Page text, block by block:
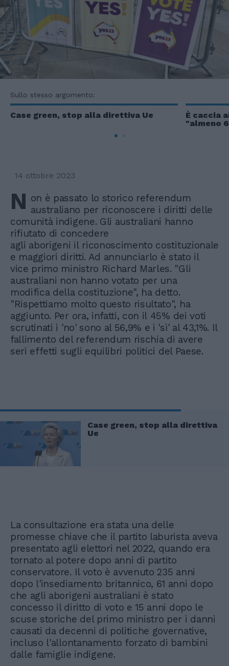
Sullo stesso argomento:
Case green, stop alla direttiva Ue
È caccia
"almeno
14 ottobre 2023
N on è passato lo storico referendum
australiano per riconoscere i diritti delle
comunità indigene. Gli australiani hanno
rifiutato di concedere
agli aborigeni il riconoscimento costituzionale
e maggiori diritti. Ad annunciarlo è stato il
vice primo ministro Richard Marles. "Gli
australiani non hanno votato per una
modifica della costituzione", ha detto.
"Rispettiamo molto questo risultato", ha
aggiunto. Per ora, infatti, con il 45% dei voti
scrutinati i 'no' sono al 56,9% e i 'sì' al 43,1%. Il
fallimento del referendum rischia di avere
seri effetti sugli equilibri politici del Paese.
Case green, stop alla direttiva
Ue
La consultazione era stata una delle
promesse chiave che il partito laburista aveva
presentato agli elettori nel 2022, quando era
tornato al potere dopo anni di partito
conservatore. Il voto è avvenuto 235 anni
dopo l'insediamento britannico, 61 anni dopo
che agli aborigeni australiani è stato
concesso il diritto di voto e 15 anni dopo le
scuse storiche del primo ministro per i danni
causati da decenni di politiche governative,
incluso l'allontanamento forzato di bambini
dalle famiglie indigene.